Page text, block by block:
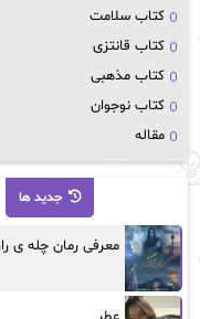
کتاب سلامت
کتاب قانتزی
کتاب مذهبی
کتاب نوجوان
مقاله
جدید ها
معرفی رمان چله ی